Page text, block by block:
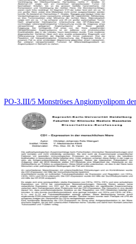
PO-3.III/5 Monströses Angiomyolipom